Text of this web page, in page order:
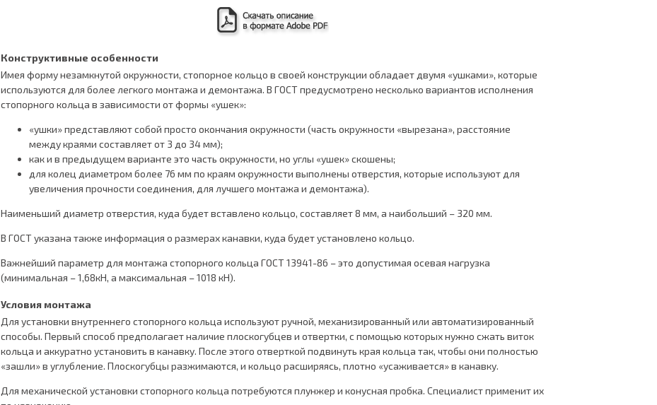
Конструктивные особенности
Имея форму незамкнутой окружности, стопорное кольцо в своей конструкции обладает двумя «ушками», которые
используются для более легкого монтажа и демонтажа. В ГОСТ предусмотрено несколько вариантов исполнения
стопорного кольца в зависимости от формы «ушек»:
«ушки» представляют собой просто окончания окружности (часть окружности «вырезана», расстояние
между краями составляет от 3 до 34 мм);
как и в предыдущем варианте это часть окружности, но углы «ушек» скошены;
для колец диаметром более 76 мм по краям окружности выполнены отверстия, которые используют для
увеличения прочности соединения, для лучшего монтажа и демонтажа).
Наименьший диаметр отверстия, куда будет вставлено кольцо, составляет 8 мм, а наибольший – 320 мм.
В ГОСТ указана также информация о размерах канавки, куда будет установлено кольцо.
Важнейший параметр для монтажа стопорного кольца ГОСТ 13941-86 – это допустимая осевая нагрузка
(минимальная – 1,68кН, а максимальная – 1018 кН).
Условия монтажа
Для установки внутреннего стопорного кольца используют ручной, механизированный или автоматизированный
способы. Первый способ предполагает наличие плоскогубцев и отвертки, с помощью которых нужно сжать виток
кольца и аккуратно установить в канавку. После этого отверткой подвинуть края кольца так, чтобы они полностью
«зашли» в углубление. Плоскогубцы разжимаются, и кольцо расширяясь, плотно «усаживается» в канавку.
Для механической установки стопорного кольца потребуются плунжер и конусная пробка. Специалист применит их